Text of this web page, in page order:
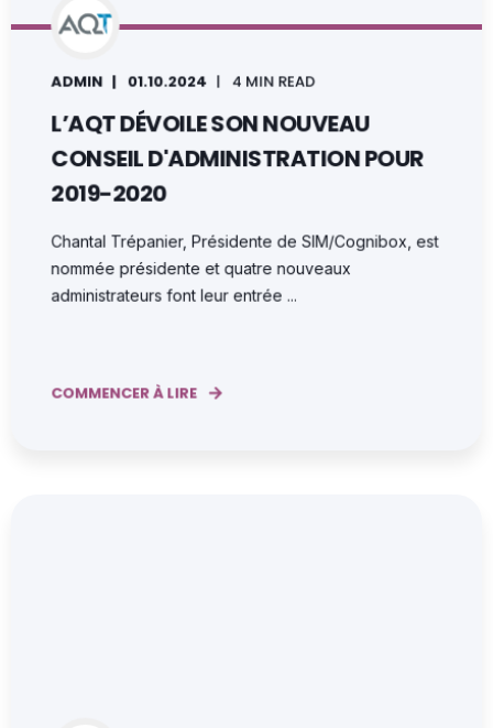
ADMIN 01.10.2024 4 MIN READ
L’AQT DÉVOILE SON NOUVEAU
CONSEIL D'ADMINISTRATION POUR
2019-2020
Chantal Trépanier, Présidente de SIM/Cognibox, est
nommée présidente et quatre nouveaux
administrateurs font leur entrée ...
COMMENCER À LIRE